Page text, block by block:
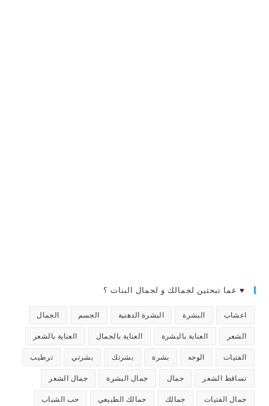
♥ عما تبحثين لجمالك و لجمال البنات ؟
اعشاب البشرة البشرة الدهنية الجسم الجمال
الشعر العناية بالبشرة العناية بالجمال العناية بالشعر
الفتيات الوجه بشرة بشرتك بشرتي ترطيب
تساقط الشعر جمال جمال البشرة جمال الشعر
جمال الفتيات جمالك جمالك الطبيعي حب الشباب